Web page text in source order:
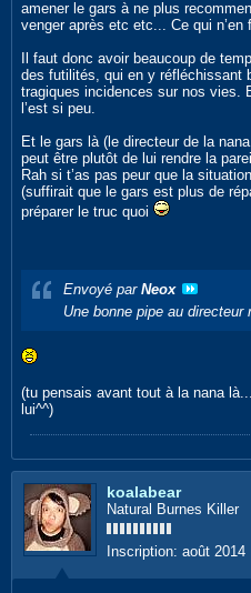
amener le gars à ne plus
venger après etc etc... Ce qui n’en
Il faut donc avoir beaucoup de
des futilités, qui en y réfléchissant
tragiques incidences sur nos vies.
l’est si peu.
Et le gars là (le directeur de la
peut être plutôt de lui rendre la
Rah si t’as pas peur que la
(suffirait que le gars est plus de
préparer le truc quoi
Envoyé par Neox
Une bonne pipe au
(tu pensais avant tout à la nana
lui^^)
koalabear
Natural Burnes Killer
Inscription: août 2014